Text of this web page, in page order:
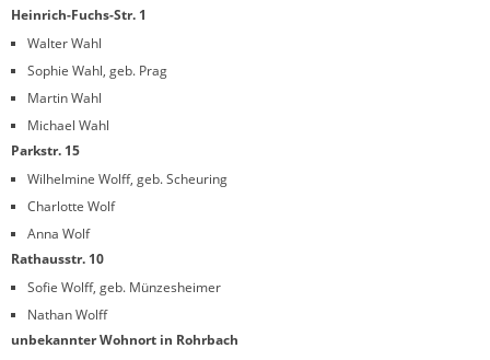
Heinrich-Fuchs-Str. 1
Walter Wahl
Sophie Wahl, geb. Prag
Martin Wahl
Michael Wahl
Parkstr. 15
Wilhelmine Wolff, geb. Scheuring
Charlotte Wolf
Anna Wolf
Rathausstr. 10
Sofie Wolff, geb. Münzesheimer
Nathan Wolff
unbekannter Wohnort in Rohrbach